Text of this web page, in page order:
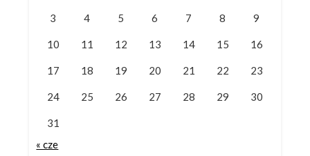
3 4 5 6 7 8 9
10 11 12 13 14 15 16
17 18 19 20 21 22 23
24 25 26 27 28 29 30
31
« cze